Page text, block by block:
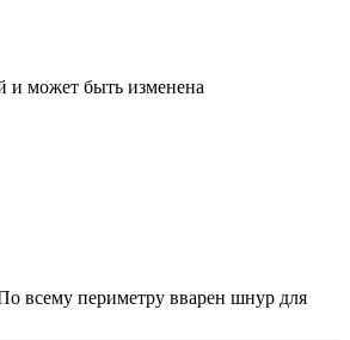
и может быть изменена
всему периметру вварен шнур для